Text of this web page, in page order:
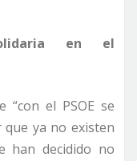
en el
el PSOE se
que ya no existen
han decidido no